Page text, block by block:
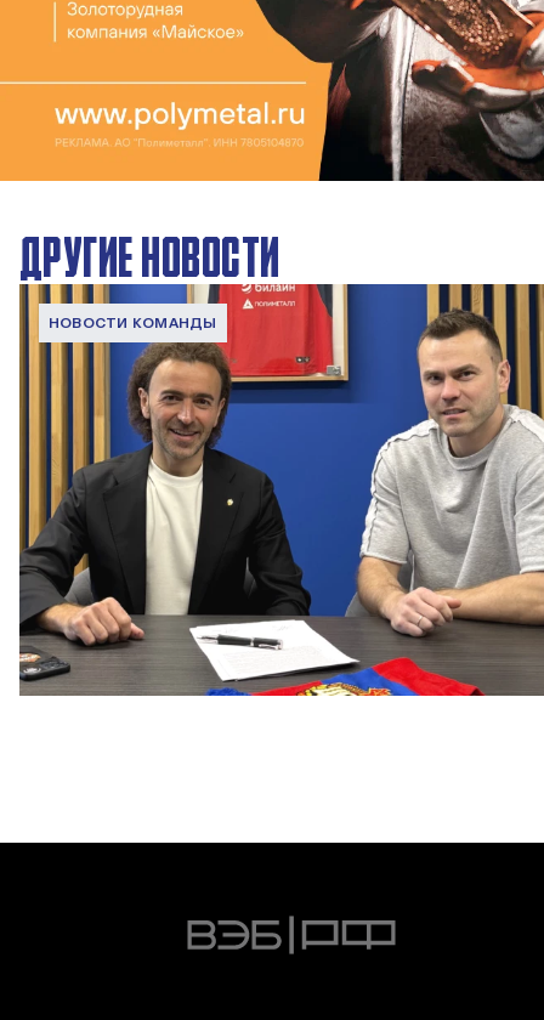
ДРУГИЕ НОВОСТИ
НОВОСТИ КОМАНДЫ
Капитан – с нами!
2 ИЮНЯ 2026 12:55